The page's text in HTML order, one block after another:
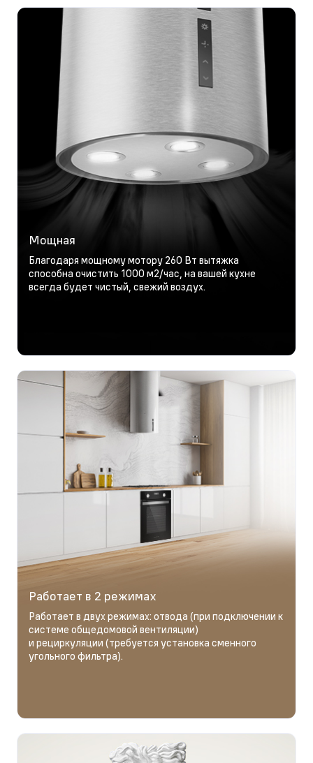
Мощная
Благодаря мощному мотору 260 Вт вытяжка
способна очистить 1000 м2/час, на вашей кухне
всегда будет чистый, свежий воздух.
Работает в 2 режимах
Работает в двух режимах: отвода (при подключении к
системе общедомовой вентиляции)
и рециркуляции (требуется установка сменного
угольного фильтра).